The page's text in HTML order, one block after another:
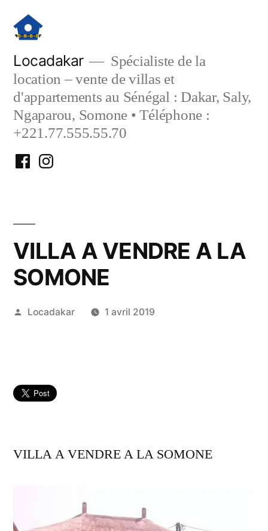
contenu
Locadakar
Spécialiste de la
location – vente de villas et
d'appartements au Sénégal : Dakar, Saly,
Ngaparou, Somone • Téléphone :
+221.77.555.55.70
FacebookInstagram
VILLA A VENDRE A LA
SOMONE
Publié
Locadakar 1 avril 2019
VILLA A VENDRE A LA SOMONE